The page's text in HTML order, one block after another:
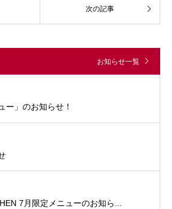
お知らせ一覧
ー」のお知らせ！
7月限定メニューのお知ら...